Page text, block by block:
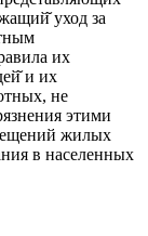
уход за
их
и их
не
этими
жилых
в населенных